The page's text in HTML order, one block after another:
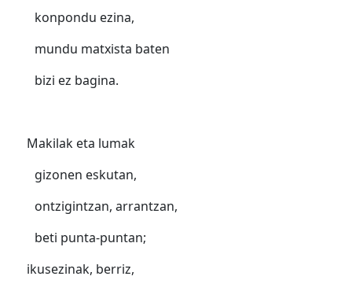
konpondu ezina,
mundu matxista baten
bizi ez bagina.
Makilak eta lumak
gizonen eskutan,
ontzigintzan, arrantzan,
beti punta-puntan;
ikusezinak, berriz,